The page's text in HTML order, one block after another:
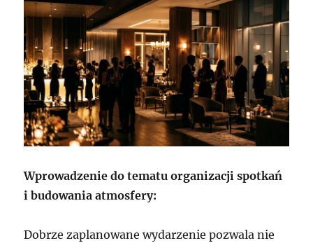
Wprowadzenie do tematu organizacji spotkań
i budowania atmosfery:
Dobrze zaplanowane wydarzenie pozwala nie